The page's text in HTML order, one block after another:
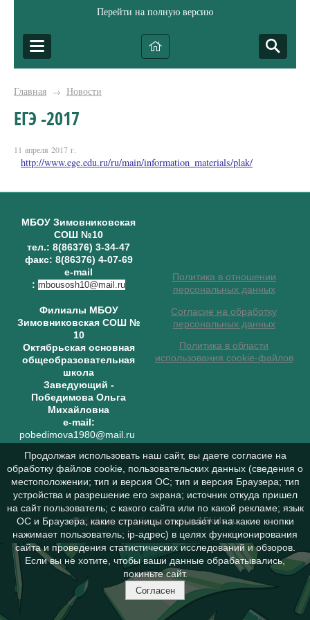
Перейти на полную версию
Главная → Новости
ЕГЭ -2017
11 апреля 2017 г.
http://www.ege.edu.ru/ru/main/information_materials/plak/
МБОУ Зимовниковская
СОШ №10
тел.: 8(86376) 3-34-47
факс: 8(86376) 4-07-69
e-mail
: mbousosh10@mail.ru
Филиалы МБОУ
Зимовниковская СОШ №
10
Октябрьская основная
общеобразовательная
школа
Заведующий -
Победимова Ольга
Михайловна
e-mail:
pobedimova1980@mail.ru
Политика в отношении
персональных данных
Согласие на обработку
персональных данных
Политика в области
использования cookie-файлов
©Сайты для образования: 15kids.ru
Продолжая использовать наш сайт, вы даете согласие на
обработку файлов cookie, пользовательских данных (сведения о
местоположении; тип и версия ОС; тип и версия Браузера; тип
устройства и разрешение его экрана; источник откуда пришел
на сайт пользователь; с какого сайта или по какой рекламе; язык
ОС и Браузера; какие страницы открывает и на какие кнопки
нажимает пользователь; ip-адрес) в целях функционирования
сайта и проведения статистических исследований и обзоров.
Если вы не хотите, чтобы ваши данные обрабатывались,
покиньте сайт.
Согласен